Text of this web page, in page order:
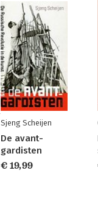
Sjeng Scheijen
De avant-
gardisten
€ 19,99